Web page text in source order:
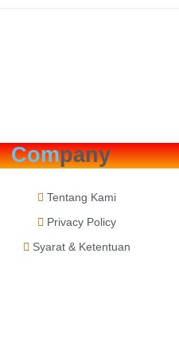
Company
Tentang Kami
Privacy Policy
Syarat & Ketentuan